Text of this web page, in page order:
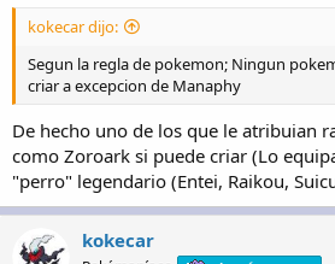
kokecar dijo:
Segun la regla de pokemon; Ningun
criar a excepcion de Manaphy
De hecho uno de los que le atribuian
como Zoroark si puede criar (Lo
"perro" legendario (Entei, Raikou,
kokecar